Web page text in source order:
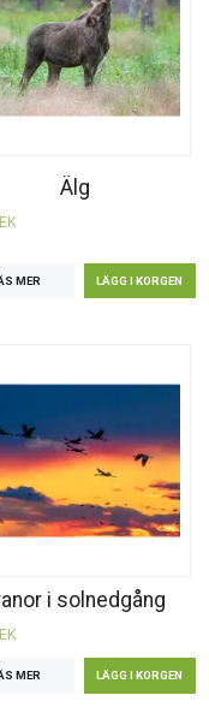
Älg
MER
i solnedgång
MER